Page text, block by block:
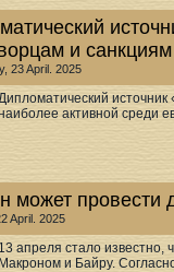
и санкциям
23 April. 2025
активной среди
может провести
April. 2025
апреля стало известно,
Макроном и Байру.